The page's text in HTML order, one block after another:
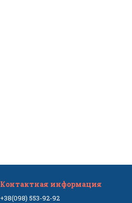
Контактная информация
+38(098) 553-92-92